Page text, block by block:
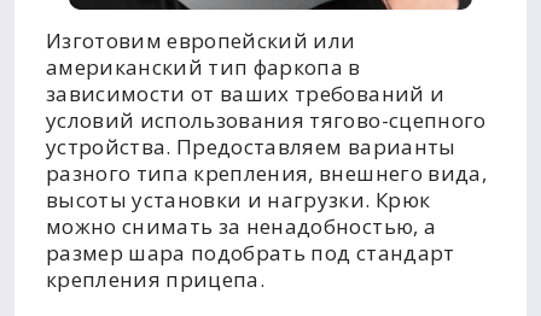
Изготовим европейский или
американский тип фаркопа в
зависимости от ваших требований и
условий использования тягово-сцепного
устройства. Предоставляем варианты
разного типа крепления, внешнего вида,
высоты установки и нагрузки. Крюк
можно снимать за ненадобностью, а
размер шара подобрать под стандарт
крепления прицепа.